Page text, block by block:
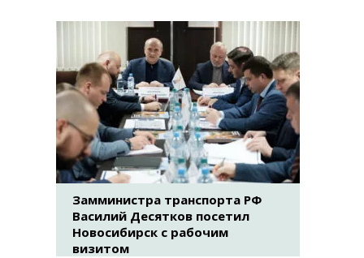
Замминистра транспорта РФ
Василий Десятков посетил
Новосибирск с рабочим
визитом